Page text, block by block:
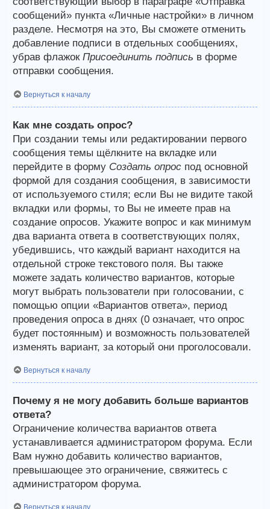
сообщений» пункта «Личные настройки» в личном
разделе. Несмотря на это, Вы сможете отменить
добавление подписи в отдельных сообщениях,
убрав флажок Присоединить подпись в форме
отправки сообщения.
Вернуться к началу
Как мне создать опрос?
При создании темы или редактировании первого
сообщения темы щёлкните на вкладке или
перейдите в форму Создать опрос под основной
формой для создания сообщения, в зависимости
от используемого стиля; если Вы не видите такой
вкладки или формы, то Вы не имеете прав на
создание опросов. Укажите вопрос и как минимум
два варианта ответа в соответствующих полях,
убедившись, что каждый вариант находится на
отдельной строке текстового поля. Вы также
можете задать количество вариантов, которые
могут выбрать пользователи при голосовании, с
помощью опции «Вариантов ответа», период
проведения опроса в днях (0 означает, что опрос
будет постоянным) и возможность пользователей
изменять вариант, за который они проголосовали.
Вернуться к началу
Почему я не могу добавить больше вариантов
ответа?
Ограничение количества вариантов ответа
устанавливается администратором форума. Если
Вам нужно добавить количество вариантов,
превышающее это ограничение, свяжитесь с
администратором форума.
Вернуться к началу